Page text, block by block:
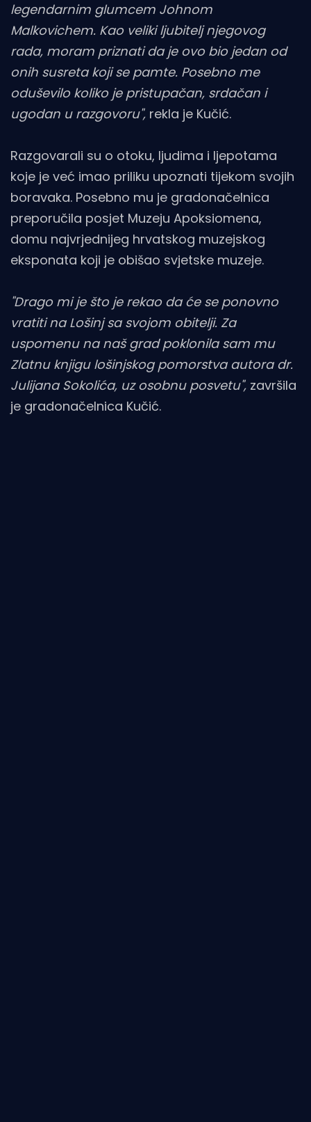
legendarnim glumcem Johnom
Malkovichem. Kao veliki ljubitelj njegovog
rada, moram priznati da je ovo bio jedan od
onih susreta koji se pamte. Posebno me
oduševilo koliko je pristupačan, srdačan i
ugodan u razgovoru", rekla je Kučić.
Razgovarali su o otoku, ljudima i ljepotama
koje je već imao priliku upoznati tijekom svojih
boravaka. Posebno mu je gradonačelnica
preporučila posjet Muzeju Apoksiomena,
domu najvrjednijeg hrvatskog muzejskog
eksponata koji je obišao svjetske muzeje.
"Drago mi je što je rekao da će se ponovno
vratiti na Lošinj sa svojom obitelji. Za
uspomenu na naš grad poklonila sam mu
Zlatnu knjigu lošinjskog pomorstva autora dr.
Julijana Sokolića, uz osobnu posvetu", završila
je gradonačelnica Kučić.